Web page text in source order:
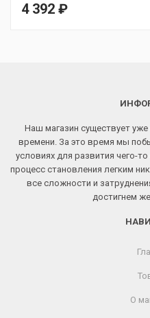
4 392 ₽
Наш магазин существует
времени. За это время мы
условиях для развития чего-
процесс становления легким
все сложности и
достигнем
О